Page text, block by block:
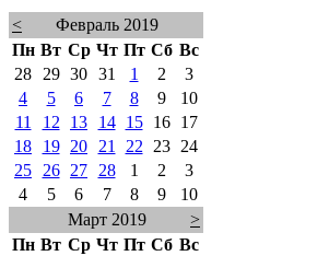
<
Февраль 2019
Пн Вт Ср Чт Пт Сб Вс
28
29 30 31 1 2
3
4
5 6 7 8 9
10
11
12 13 14 15 16
17
18
19 20 21 22 23
24
25
26 27 28 1 2
3
4
5 6 7 8 9
10
Март 2019
>
Пн Вт Ср Чт Пт Сб Вс